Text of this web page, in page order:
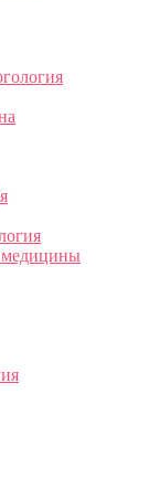
медицины